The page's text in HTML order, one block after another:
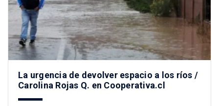
La urgencia de devolver espacio a los ríos /
Carolina Rojas Q. en Cooperativa.cl